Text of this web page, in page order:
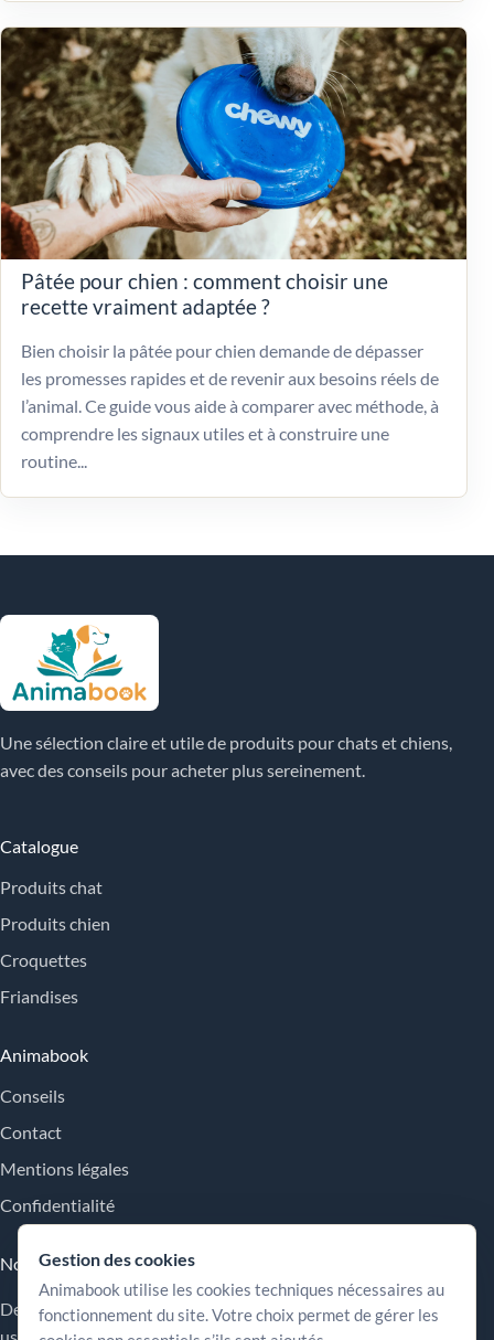
Pâtée pour chien : comment choisir une
recette vraiment adaptée ?
Bien choisir la pâtée pour chien demande de dépasser
les promesses rapides et de revenir aux besoins réels de
l’animal. Ce guide vous aide à comparer avec méthode, à
comprendre les signaux utiles et à construire une
routine...
Une sélection claire et utile de produits pour chats et chiens,
avec des conseils pour acheter plus sereinement.
Catalogue
Produits chat
Produits chien
Croquettes
Friandises
Animabook
Conseils
Contact
Mentions légales
Confidentialité
Nos engagements
Des repères simples pour comparer les offres, comprendre les
usages et choisir plus sereinement.
Gestion des cookies
Animabook utilise les cookies techniques nécessaires au
fonctionnement du site. Votre choix permet de gérer les